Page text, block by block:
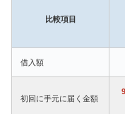
比較項目
借入額
初回に手元に届く金額